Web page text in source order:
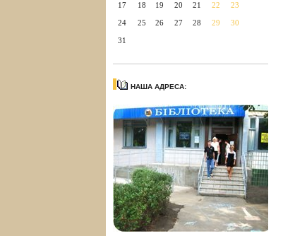
17 18 19 20 21 22 23
24 25 26 27 28 29 30
31
НАША АДРЕСА: